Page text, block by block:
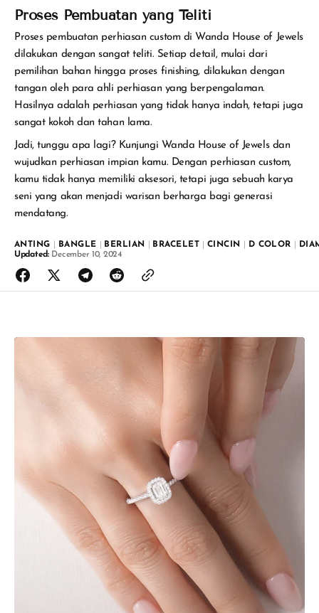
Proses Pembuatan yang Teliti
Proses pembuatan perhiasan custom di Wanda House of Jewels
dilakukan dengan sangat teliti. Setiap detail, mulai dari
pemilihan bahan hingga proses finishing, dilakukan dengan
tangan oleh para ahli perhiasan yang berpengalaman.
Hasilnya adalah perhiasan yang tidak hanya indah, tetapi juga
sangat kokoh dan tahan lama.
Jadi, tunggu apa lagi? Kunjungi Wanda House of Jewels dan
wujudkan perhiasan impian kamu. Dengan perhiasan custom,
kamu tidak hanya memiliki aksesori, tetapi juga sebuah karya
seni yang akan menjadi warisan berharga bagi generasi
mendatang.
ANTING BANGLE BERLIAN BRACELET CINCIN D COLOR
Updated: December 10, 2024